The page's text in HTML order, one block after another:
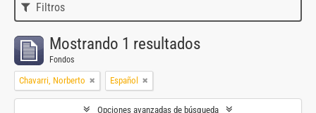
Filtros
Mostrando 1 resultados
Fondos
Chavarri, Norberto Español
Opciones avanzadas de búsqueda